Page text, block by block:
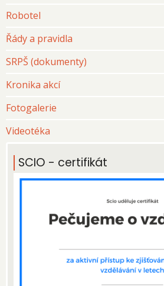
Robotel
Řády a pravidla
SRPŠ (dokumenty)
Kronika akcí
Fotogalerie
Videotéka
SCIO - certifikát